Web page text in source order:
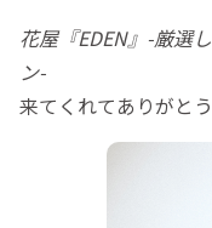
花屋『EDEN』-厳選
ン-
来てくれてありがとう